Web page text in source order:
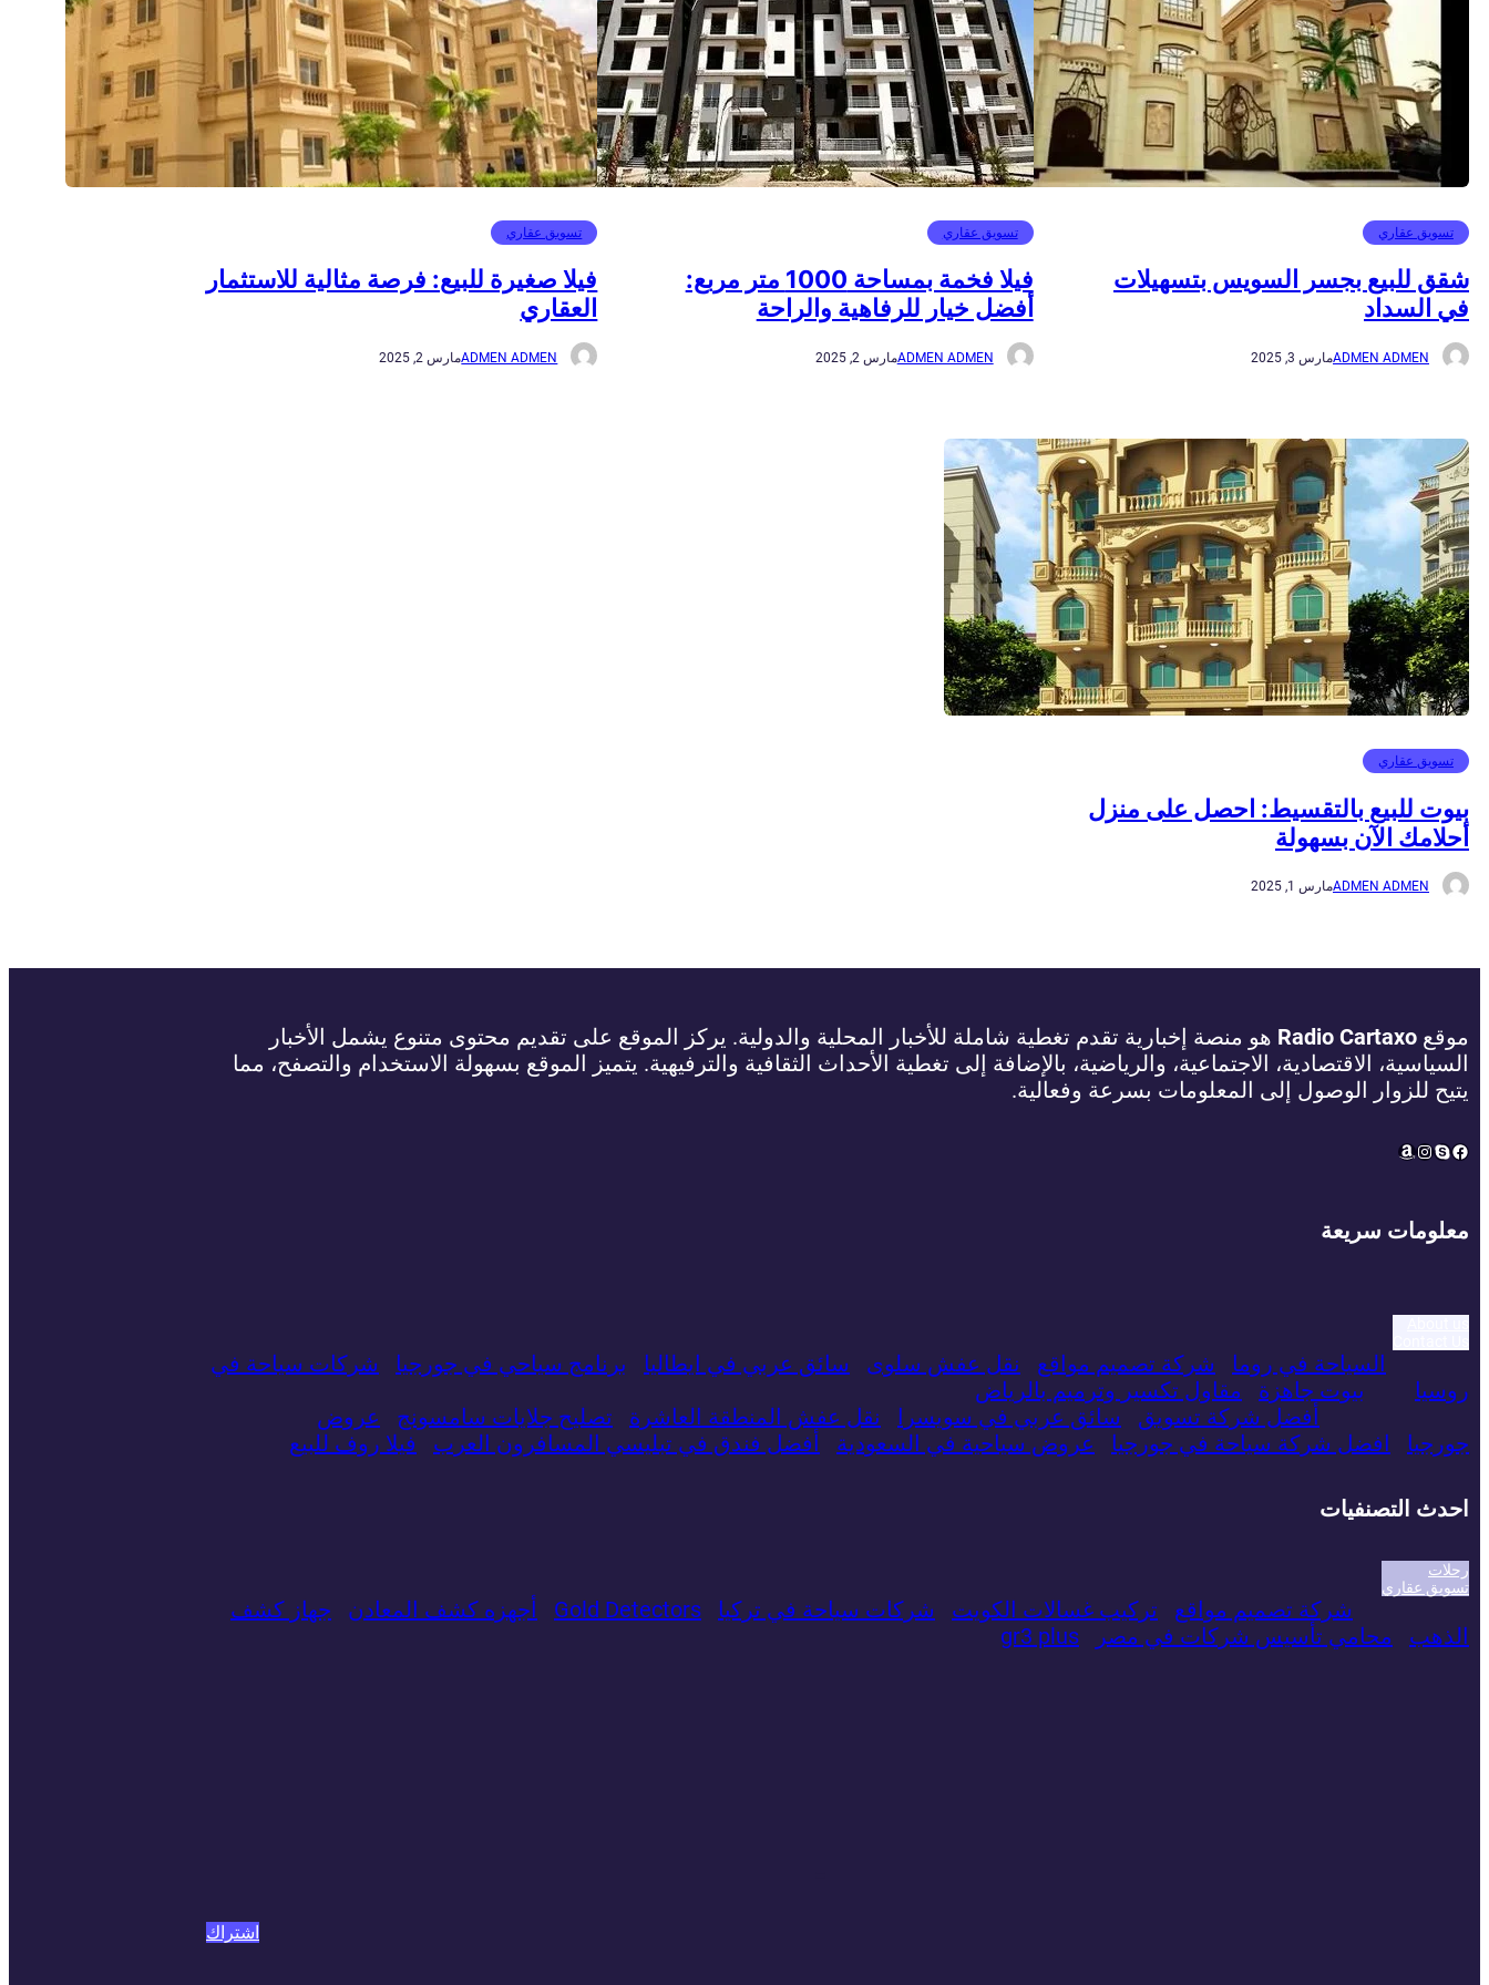
تسويق عقاري
شقق للبيع بجسر السويس بتسهيلات
في السداد
ADMEN ADMENمارس 3, 2025
تسويق عقاري
فيلا فخمة بمساحة 1000 متر مربع:
أفضل خيار للرفاهية والراحة
ADMEN ADMENمارس 2, 2025
تسويق عقاري
فيلا صغيرة للبيع: فرصة مثالية للاستثمار
العقاري
ADMEN ADMENمارس 2, 2025
تسويق عقاري
بيوت للبيع بالتقسيط: احصل على منزل
أحلامك الآن بسهولة
ADMEN ADMENمارس 1, 2025
موقع Radio Cartaxo هو منصة إخبارية تقدم تغطية شاملة للأخبار المحلية والدولية. يركز الموقع على تقديم محتوى متنوع يشمل الأخبار
السياسية، الاقتصادية، الاجتماعية، والرياضية، بالإضافة إلى تغطية الأحداث الثقافية والترفيهية. يتميز الموقع بسهولة الاستخدام والتصفح، مما
يتيح للزوار الوصول إلى المعلومات بسرعة وفعالية.
Facebook
Skype
Instagram
Amazon
معلومات سريعة
السياحة في روما شركة تصميم مواقع نقل عفش سلوى سائق عربي في ايطاليا برنامج سياحي في جورجيا
شركات سياحة في
روسيا
بيوت جاهزة
مقاول تكسير وترميم بالرياض
أفضل شركة تسويق
سائق عربي في سويسرا نقل عفش المنطقة العاشرة تصليح جلايات سامسونج
عروض
جورجيا
افضل شركة سياحة في جورجيا عروض سياحية في السعودية أفضل فندق في تبليسي المسافرون العرب فيلا روف للبيع
احدث التصنفيات
رحلات
تسويق عقاري
شركة تصميم مواقع تركيب غسالات الكويت شركات سياحة في تركيا Gold Detectors ​أجهزه كشف المعادن
جهاز كشف
الذهب
محامي تأسيس شركات في مصر gr3 plus
اشتراك